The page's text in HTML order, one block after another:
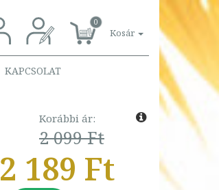
0
Kosár
KAPCSOLAT
Korábbi ár:
2 099 Ft
2 189 Ft